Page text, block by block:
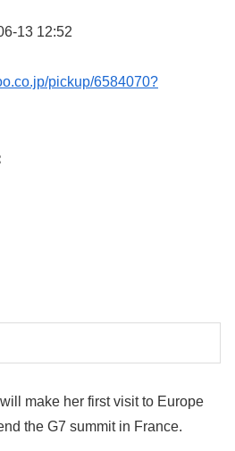
13 12:52
pickup/6584070?
make her first visit to Europe
the G7 summit in France.